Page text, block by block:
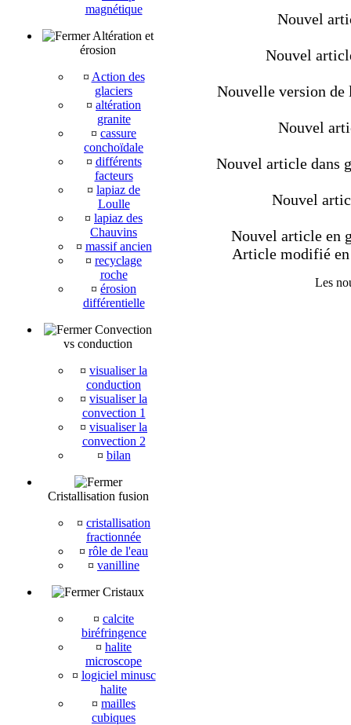
magnétique
Altération et
érosion
¤ Action des
glaciers
¤ altération
granite
¤ cassure
conchoïdale
¤ différents
facteurs
¤ lapiaz de
Loulle
¤ lapiaz des
Chauvins
¤ massif ancien
¤ recyclage
roche
¤ érosion
différentielle
Convection
vs conduction
¤ visualiser la
conduction
¤ visualiser la
convection 1
¤ visualiser la
convection 2
¤ bilan
Cristallisation fusion
¤ cristallisation
fractionnée
¤ rôle de l'eau
¤ vanilline
Cristaux
¤ calcite
biréfringence
¤ halite
microscope
¤ logiciel minusc
halite
¤ mailles
cubiques
Nouvel
Nouvel
Nouvelle version de
Nouvel
Nouvel article dans
Nouvel
Nouvel article en
Article modifié
Les